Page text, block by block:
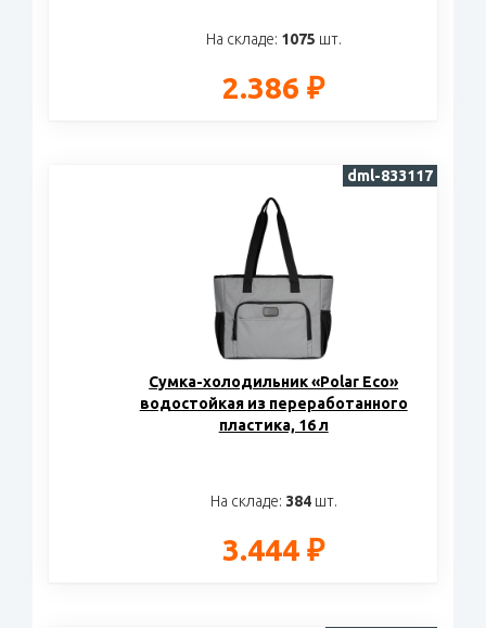
На складе: 1075 шт.
2.386 ₽
Сумка-холодильник «Polar Eco»
водостойкая из переработанного
пластика, 16 л
На складе: 384шт.
3.444 ₽
dml-833117